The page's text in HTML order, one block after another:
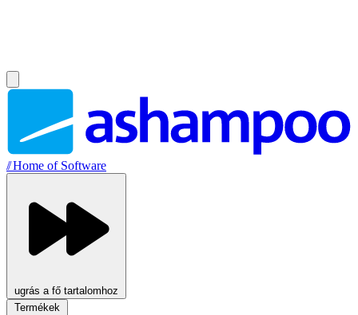
//Home of Software
ugrás a fő tartalomhoz
Termékek